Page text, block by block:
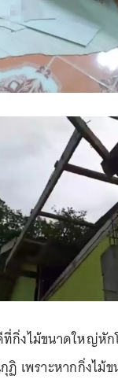
ที่กิ่งไม้ขนาดใหญ่หั
ฏิ เพราะหากกิ่งไม้